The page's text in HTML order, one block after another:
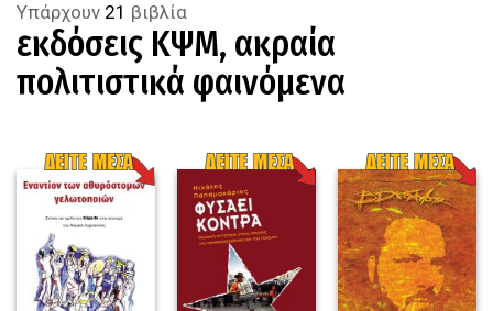
Υπάρχουν 21 βιβλία
εκδόσεις ΚΨΜ, ακραία
πολιτιστικά φαινόμενα